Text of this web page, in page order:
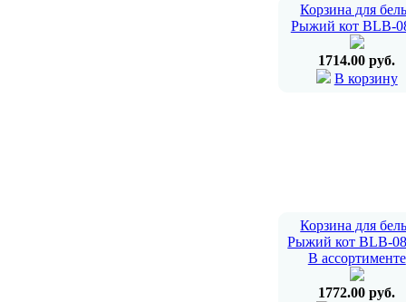
Корзина для
Рыжий кот BLB-
1714.00 руб.
В корзину
Корзина для
Рыжий кот BLB-
В ассортименте
1772.00 руб.